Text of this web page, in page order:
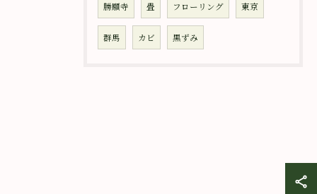
勝願寺 畳 フローリング 東京
群馬 カビ 黒ずみ